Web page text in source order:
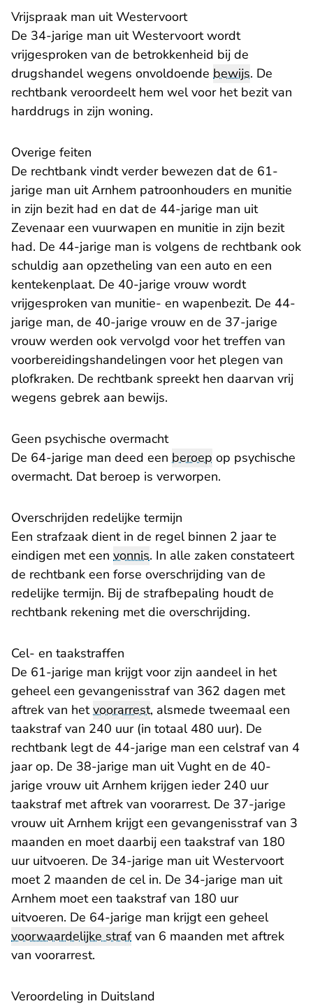
Vrijspraak man uit Westervoort
De 34-jarige man uit Westervoort wordt
vrijgesproken van de betrokkenheid bij de
drugshandel wegens onvoldoende bewijs. De
rechtbank veroordeelt hem wel voor het bezit van
harddrugs in zijn woning.
Overige feiten
De rechtbank vindt verder bewezen dat de 61-
jarige man uit Arnhem patroonhouders en munitie
in zijn bezit had en dat de 44-jarige man uit
Zevenaar een vuurwapen en munitie in zijn bezit
had. De 44-jarige man is volgens de rechtbank ook
schuldig aan opzetheling van een auto en een
kentekenplaat. De 40-jarige vrouw wordt
vrijgesproken van munitie- en wapenbezit. De 44-
jarige man, de 40-jarige vrouw en de 37-jarige
vrouw werden ook vervolgd voor het treffen van
voorbereidingshandelingen voor het plegen van
plofkraken. De rechtbank spreekt hen daarvan vrij
wegens gebrek aan bewijs.
Geen psychische overmacht
De 64-jarige man deed een beroep op psychische
overmacht. Dat beroep is verworpen.
Overschrijden redelijke termijn
Een strafzaak dient in de regel binnen 2 jaar te
eindigen met een vonnis. In alle zaken constateert
de rechtbank een forse overschrijding van de
redelijke termijn. Bij de strafbepaling houdt de
rechtbank rekening met die overschrijding.
Cel- en taakstraffen
De 61-jarige man krijgt voor zijn aandeel in het
geheel een gevangenisstraf van 362 dagen met
aftrek van hetvoorarrest, alsmede tweemaal een
taakstraf van 240 uur (in totaal 480 uur). De
rechtbank legt de 44-jarige man een celstraf van 4
jaar op. De 38-jarige man uit Vught en de 40-
jarige vrouw uit Arnhem krijgen ieder 240 uur
taakstraf met aftrek van voorarrest. De 37-jarige
vrouw uit Arnhem krijgt een gevangenisstraf van 3
maanden en moet daarbij een taakstraf van 180
uur uitvoeren. De 34-jarige man uit Westervoort
moet 2 maanden de cel in. De 34-jarige man uit
Arnhem moet een taakstraf van 180 uur
uitvoeren. De 64-jarige man krijgt een geheel
voorwaardelijke strafvan 6 maanden met aftrek
van voorarrest.
Veroordeling in Duitsland